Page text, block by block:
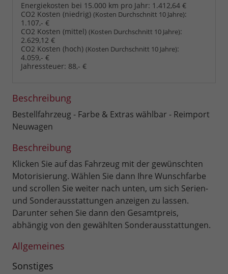
Energiekosten bei 15.000 km pro Jahr: 1.412,64 €
CO2 Kosten (niedrig) (Kosten Durchschnitt 10 Jahre):
1.107,- €
CO2 Kosten (mittel) (Kosten Durchschnitt 10 Jahre):
2.629,12 €
CO2 Kosten (hoch) (Kosten Durchschnitt 10 Jahre):
4.059,- €
Jahressteuer: 88,- €
Beschreibung
Bestellfahrzeug - Farbe & Extras wählbar - Reimport
Neuwagen
Beschreibung
Klicken Sie auf das Fahrzeug mit der gewünschten
Motorisierung. Wählen Sie dann Ihre Wunschfarbe
und scrollen Sie weiter nach unten, um sich Serien-
und Sonderausstattungen anzeigen zu lassen.
Darunter sehen Sie dann den Gesamtpreis,
abhängig von den gewählten Sonderausstattungen.
Allgemeines
Sonstiges